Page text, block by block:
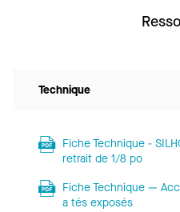
Technique
Fiche Technique -
retrait de 1/8 po
Fiche Technique —
a tés exposés